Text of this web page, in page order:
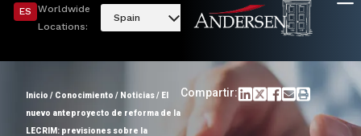
ES
Worldwide
Locations:
Spain
Inicio / Conocimiento / Noticias/ El
nuevo anteproyecto de reforma de la
LECRIM: previsiones sobre la
Compartir: